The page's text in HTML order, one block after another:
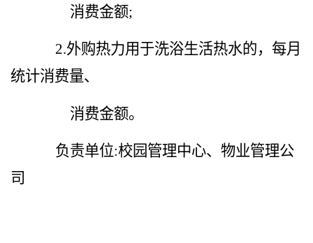
消费金额;
2.外购热力用于洗浴生活热水的，每月
统计消费量、
消费金额。
负责单位:校园管理中心、物业管理公
司